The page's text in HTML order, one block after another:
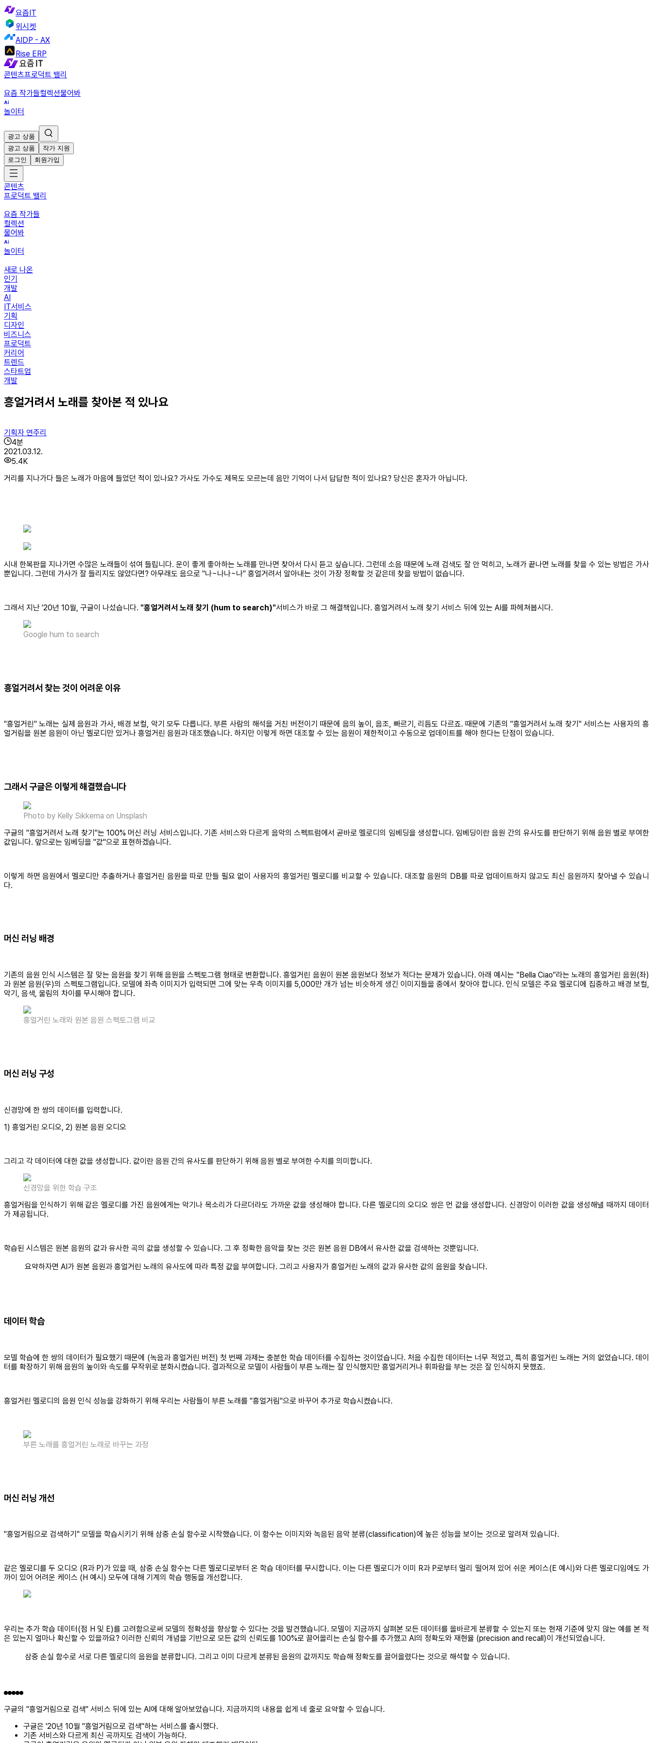
요즘IT
위시켓
AIDP - AX
Rise ERP
콘텐츠프로덕트 밸리
요즘 작가들컬렉션물어봐
놀이터
광고 상품
광고 상품
작가 지원
로그인
회원가입
콘텐츠
프로덕트 밸리
요즘 작가들
컬렉션
물어봐
놀이터
새로 나온
인기
개발
AI
IT서비스
기획
디자인
비즈니스
프로덕트
커리어
트렌드
스타트업
개발
흥얼거려서 노래를 찾아본 적 있나요
기획자 연주리
4분
2021.03.12.
5.4K
거리를 지나가다 들은 노래가 마음에 들었던 적이 있나요? 가사도 가수도 제목도 모르는데 음만 기억이 나서 답답한 적이 있나요? 당신은 혼자가 아닙니다.
시내 한복판을 지나가면 수많은 노래들이 섞여 들립니다. 운이 좋게 좋아하는 노래를 만나면 찾아서 다시 듣고 싶습니다. 그런데 소음 때문에 노래 검색도 잘 안 먹히고, 노래가 끝나면 노래를 찾을 수 있는 방법은 가사
뿐입니다. 그런데 가사가 잘 들리지도 않았다면? 아무래도 음으로 "나~나나~나" 흥얼거려서 알아내는 것이 가장 정확할 것 같은데 찾을 방법이 없습니다.
그래서 지난 '20년 10월, 구글이 나섰습니다. "흥얼거려서 노래 찾기 (hum to search)"서비스가 바로 그 해결책입니다. 흥얼거려서 노래 찾기 서비스 뒤에 있는 AI를 파헤쳐봅시다.
Google hum to search
흥얼거려서 찾는 것이 어려운 이유
"흥얼거린" 노래는 실제 음원과 가사, 배경 보컬, 악기 모두 다릅니다. 부른 사람의 해석을 거친 버전이기 때문에 음의 높이, 음조, 빠르기, 리듬도 다르죠. 때문에 기존의 "흥얼거려서 노래 찾기" 서비스는 사용자의 흥
얼거림을 원본 음원이 아닌 멜로디만 있거나 흥얼거린 음원과 대조했습니다. 하지만 이렇게 하면 대조할 수 있는 음원이 제한적이고 수동으로 업데이트를 해야 한다는 단점이 있습니다.
그래서 구글은 이렇게 해결했습니다
Photo by Kelly Sikkema on Unsplash
구글의 "흥얼거려서 노래 찾기"는 100% 머신 러닝 서비스입니다. 기존 서비스와 다르게 음악의 스펙트럼에서 곧바로 멜로디의 임베딩을 생성합니다. 임베딩이란 음원 간의 유사도를 판단하기 위해 음원 별로 부여한
값입니다. 앞으로는 임베딩을 "값"으로 표현하겠습니다.
이렇게 하면 음원에서 멜로디만 추출하거나 흥얼거린 음원을 따로 만들 필요 없이 사용자의 흥얼거린 멜로디를 비교할 수 있습니다. 대조할 음원의 DB를 따로 업데이트하지 않고도 최신 음원까지 찾아낼 수 있습니
다.
머신 러닝 배경
기존의 음원 인식 시스템은 잘 맞는 음원을 찾기 위해 음원을 스펙토그램 형태로 변환합니다. 흥얼거린 음원이 원본 음원보다 정보가 적다는 문제가 있습니다. 아래 예시는 "Bella Ciao"라는 노래의 흥얼거린 음원(좌)
과 원본 음원(우)의 스펙토그램입니다. 모델에 좌측 이미지가 입력되면 그에 맞는 우측 이미지를 5,000만 개가 넘는 비슷하게 생긴 이미지들을 중에서 찾아야 합니다. 인식 모델은 주요 멜로디에 집중하고 배경 보컬,
악기, 음색, 울림의 차이를 무시해야 합니다.
흥얼거린 노래와 원본 음원 스펙토그램 비교
머신 러닝 구성
신경망에 한 쌍의 데이터를 입력합니다.
1) 흥얼거린 오디오, 2) 원본 음원 오디오
그리고 각 데이터에 대한 값을 생성합니다. 값이란 음원 간의 유사도를 판단하기 위해 음원 별로 부여한 수치를 의미합니다.
신경망을 위한 학습 구조
흥얼거림을 인식하기 위해 같은 멜로디를 가진 음원에게는 악기나 목소리가 다르더라도 가까운 값을 생성해야 합니다. 다른 멜로디의 오디오 쌍은 먼 값을 생성합니다. 신경망이 이러한 값을 생성해낼 때까지 데이터
가 제공됩니다.
학습된 시스템은 원본 음원의 값과 유사한 곡의 값을 생성할 수 있습니다. 그 후 정확한 음악을 찾는 것은 원본 음원 DB에서 유사한 값을 검색하는 것뿐입니다.
요약하자면 AI가 원본 음원과 흥얼거린 노래의 유사도에 따라 특정 값을 부여합니다. 그리고 사용자가 흥얼거린 노래의 값과 유사한 값의 음원을 찾습니다.
데이터 학습
모델 학습에 한 쌍의 데이터가 필요했기 때문에 (녹음과 흥얼거린 버전) 첫 번째 과제는 충분한 학습 데이터를 수집하는 것이었습니다. 처음 수집한 데이터는 너무 적었고, 특히 흥얼거린 노래는 거의 없었습니다. 데이
터를 확장하기 위해 음원의 높이와 속도를 무작위로 분화시켰습니다. 결과적으로 모델이 사람들이 부른 노래는 잘 인식했지만 흥얼거리거나 휘파람을 부는 것은 잘 인식하지 못했죠.
흥얼거린 멜로디의 음원 인식 성능을 강화하기 위해 우리는 사람들이 부른 노래를 "흥얼거림"으로 바꾸어 추가로 학습시켰습니다.
부른 노래를 흥얼거린 노래로 바꾸는 과정
머신 러닝 개선
"흥얼거림으로 검색하기" 모델을 학습시키기 위해 삼중 손실 함수로 시작했습니다. 이 함수는 이미지와 녹음된 음악 분류(classification)에 높은 성능을 보이는 것으로 알려져 있습니다.
같은 멜로디를 두 오디오 (R과 P)가 있을 때, 삼중 손실 함수는 다른 멜로디로부터 온 학습 데이터를 무시합니다. 이는 다른 멜로디가 이미 R과 P로부터 멀리 떨어져 있어 쉬운 케이스(E 예시)와 다른 멜로디임에도 가
까이 있어 어려운 케이스 (H 예시) 모두에 대해 기계의 학습 행동을 개선합니다.
우리는 추가 학습 데이터(점 H 및 E)를 고려함으로써 모델의 정확성을 향상할 수 있다는 것을 발견했습니다. 모델이 지금까지 살펴본 모든 데이터를 올바르게 분류할 수 있는지 또는 현재 기준에 맞지 않는 예를 본 적
은 있는지 얼마나 확신할 수 있을까요? 이러한 신뢰의 개념을 기반으로 모든 값의 신뢰도를 100%로 끌어올리는 손실 함수를 추가했고 AI의 정확도와 재현율 (precision and recall)이 개선되었습니다.
삼중 손실 함수로 서로 다른 멜로디의 음원을 분류합니다. 그리고 이미 다르게 분류된 음원의 값까지도 학습해 정확도를 끌어올렸다는 것으로 해석할 수 있습니다.
구글의 "흥얼거림으로 검색" 서비스 뒤에 있는 AI에 대해 알아보았습니다. 지금까지의 내용을 쉽게 네 줄로 요약할 수 있습니다.
구글은 '20년 10월 "흥얼거림으로 검색"하는 서비스를 출시했다.
기존 서비스와 다르게 최신 곡까지도 검색이 가능하다.